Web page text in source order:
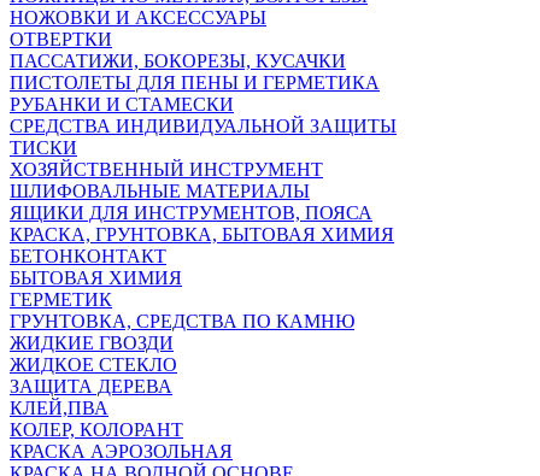
НОЖОВКИ И АКСЕССУАРЫ
ОТВЕРТКИ
ПАССАТИЖИ, БОКОРЕЗЫ, КУСАЧКИ
ПИСТОЛЕТЫ ДЛЯ ПЕНЫ И ГЕРМЕТИКА
РУБАНКИ И СТАМЕСКИ
СРЕДСТВА ИНДИВИДУАЛЬНОЙ ЗАЩИТЫ
ТИСКИ
ХОЗЯЙСТВЕННЫЙ ИНСТРУМЕНТ
ШЛИФОВАЛЬНЫЕ МАТЕРИАЛЫ
ЯЩИКИ ДЛЯ ИНСТРУМЕНТОВ, ПОЯСА
КРАСКА, ГРУНТОВКА, БЫТОВАЯ ХИМИЯ
БЕТОНКОНТАКТ
БЫТОВАЯ ХИМИЯ
ГЕРМЕТИК
ГРУНТОВКА, СРЕДСТВА ПО КАМНЮ
ЖИДКИЕ ГВОЗДИ
ЖИДКОЕ СТЕКЛО
ЗАЩИТА ДЕРЕВА
КЛЕЙ,ПВА
КОЛЕР, КОЛОРАНТ
КРАСКА АЭРОЗОЛЬНАЯ